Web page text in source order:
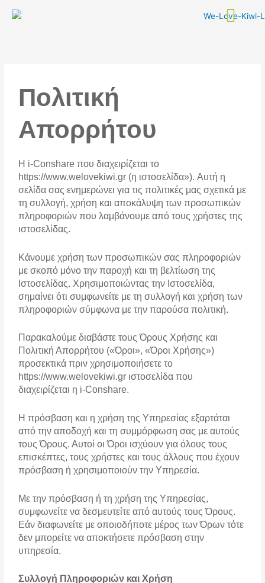
Πολιτική
Απορρήτου
H i-Conshare που διαχειρίζεται το
https://www.welovekiwi.gr (η ιστοσελίδα»). Αυτή η
σελίδα σας ενημερώνει για τις πολιτικές μας σχετικά με
τη συλλογή, χρήση και αποκάλυψη των προσωπικών
πληροφοριών που λαμβάνουμε από τους χρήστες της
ιστοσελίδας.
Κάνουμε χρήση των προσωπικών σας πληροφοριών
με σκοπό μόνο την παροχή και τη βελτίωση της
Ιστοσελίδας. Χρησιμοποιώντας την Ιστοσελίδα,
σημαίνει ότι συμφωνείτε με τη συλλογή και χρήση των
πληροφοριών σύμφωνα με την παρούσα πολιτική.
Παρακαλούμε διαβάστε τους Όρους Χρήσης και
Πολιτική Απορρήτου («Όροι», «Όροι Χρήσης»)
προσεκτικά πριν χρησιμοποιήσετε το
https://www.welovekiwi.gr ιστοσελίδα που
διαχειρίζεται η i-Conshare.
Η πρόσβαση και η χρήση της Υπηρεσίας εξαρτάται
από την αποδοχή και τη συμμόρφωση σας με αυτούς
τους Όρους. Αυτοί οι Όροι ισχύουν για όλους τους
επισκέπτες, τους χρήστες και τους άλλους που έχουν
πρόσβαση ή χρησιμοποιούν την Υπηρεσία.
Με την πρόσβαση ή τη χρήση της Υπηρεσίας,
συμφωνείτε να δεσμευτείτε από αυτούς τους Όρους.
Εάν διαφωνείτε με οποιοδήποτε μέρος των Όρων τότε
δεν μπορείτε να αποκτήσετε πρόσβαση στην
υπηρεσία.
Συλλογή Πληροφοριών και Χρήση